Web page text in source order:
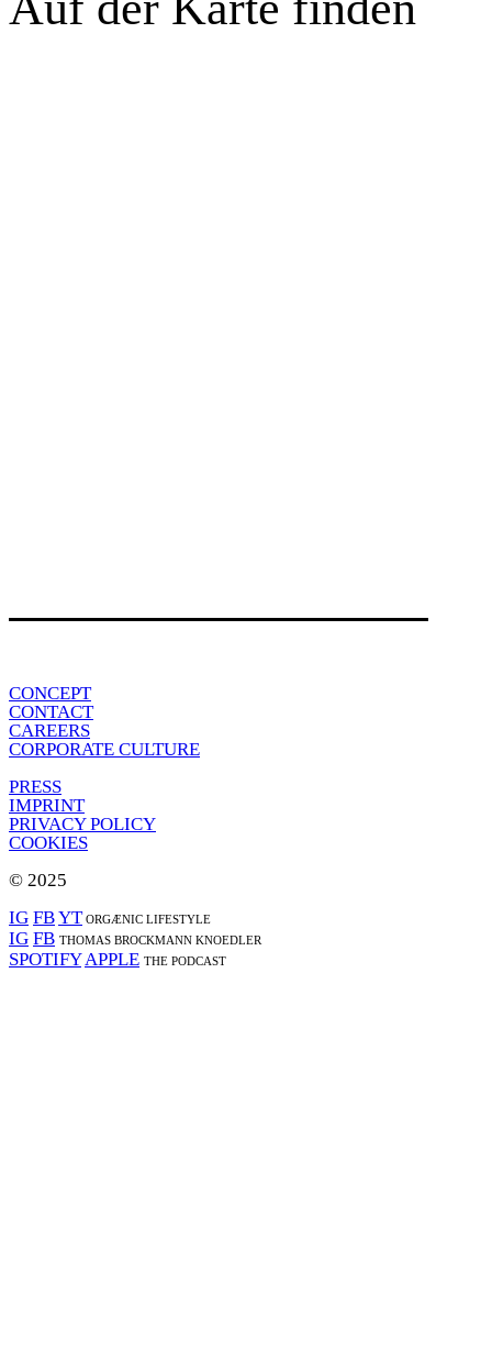
CONCEPT
CONTACT
CAREERS
CORPORATE CULTURE
PRESS
IMPRINT
PRIVACY POLICY
COOKIES
© 2025
IG FBYTORGÆNIC LIFESTYLE
IG FB THOMAS BROCKMANN KNOEDLER
SPOTIFY APPLE THE PODCAST